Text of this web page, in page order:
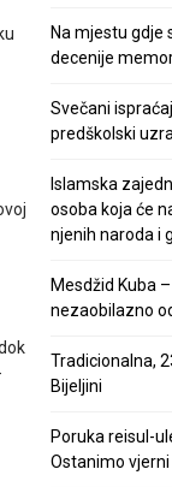
Na mjestu gdje
decenije
Svečani
predškolski
Islamska
osoba koja će
njenih naroda i
Mesdžid Kuba
nezaobilazno
Tradicionalna,
Bijeljini
Poruka reisul-
Ostanimo vjerni